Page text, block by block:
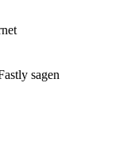
sagen